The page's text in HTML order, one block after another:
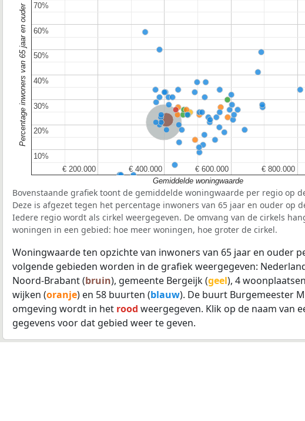
Nederland
Provincie Noord-Brabant
€ 200.000
€ 200.000 € 400.000
€ 400.000 € 600.000
€ 600.000 € 800.000
€ 800.000
10%
10%
20%
20%
30%
30%
40%
40%
50%
50%
60%
60%
70%
70%
Gemiddelde woningwaarde
Percentage inwoners van 65 jaar en ouder
Bovenstaande grafiek toont de gemiddelde woningwaarde per regio op
Deze is afgezet tegen het percentage inwoners van 65 jaar en ouder op
Iedere regio wordt als cirkel weergegeven. De omvang van de cirkels
woningen in een gebied: hoe meer woningen, hoe groter de cirkel.
Woningwaarde ten opzichte van inwoners van 65 jaar en ouder
volgende gebieden worden in de grafiek weergegeven:
Noord-Brabant (bruin), gemeente Bergeijk (geel), 4
wijken (oranje) en 58 buurten (blauw). De buurt Burgemeester
omgeving wordt in het rood weergegeven. Klik op de naam van
gegevens voor dat gebied weer te geven.